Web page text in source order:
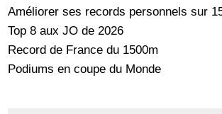
Améliorer ses records personnels sur
Top 8 aux JO de 2026
Record de France du 1500m
Podiums en coupe du Monde